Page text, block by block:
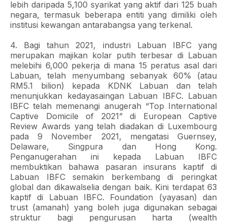
lebih daripada 5,100 syarikat yang aktif dari 125 buah
negara, termasuk beberapa entiti yang dimiliki oleh
institusi kewangan antarabangsa yang terkenal.
4. Bagi tahun 2021, industri Labuan IBFC yang
merupakan majikan kolar putih terbesar di Labuan
melebihi 6,000 pekerja di mana 15 peratus asal dari
Labuan, telah menyumbang sebanyak 60% (atau
RM5.1 bilion) kepada KDNK Labuan dan telah
menunjukkan kedayasaingan Labuan IBFC. Labuan
IBFC telah memenangi anugerah “Top International
Captive Domicile of 2021” di European Captive
Review Awards yang telah diadakan di Luxembourg
pada 9 November 2021, mengatasi Guernsey,
Delaware, Singpura dan Hong Kong.
Penganugerahan ini kepada Labuan IBFC
membuktikan bahawa pasaran insurans kaptif di
Labuan IBFC semakin berkembang di peringkat
global dan dikawalselia dengan baik. Kini terdapat 63
kaptif di Labuan IBFC. Foundation (yayasan) dan
trust (amanah) yang boleh juga digunakan sebagai
struktur bagi pengurusan harta (wealth